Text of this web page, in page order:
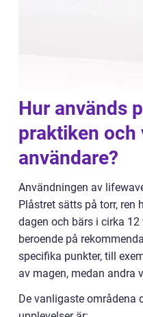
Hur används
praktiken och
användare?
Användningen av
Plåstret sätts på torr, ren
dagen och bärs i cirka
beroende på
specifika punkter, till
av magen, medan andra
De vanligaste områdena